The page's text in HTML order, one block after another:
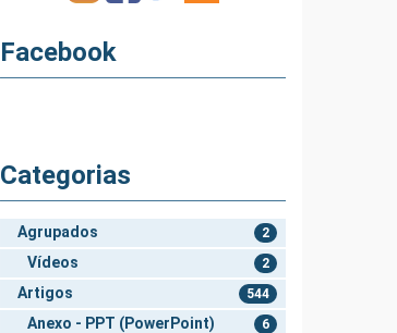
Facebook
Categorias
Agrupados 2
Vídeos 2
Artigos 544
Anexo - PPT (PowerPoint) 6